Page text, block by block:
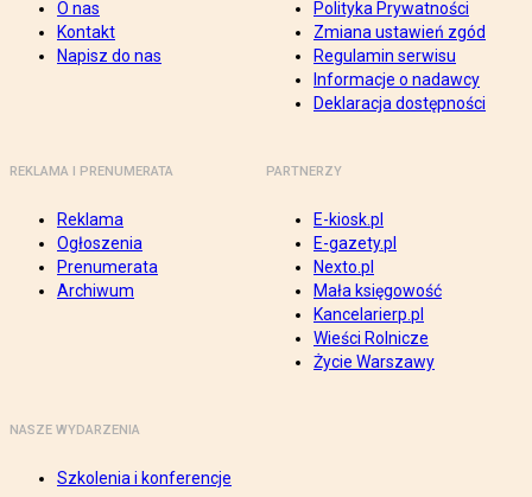
O nas
Kontakt
Napisz do nas
Polityka Prywatności
Zmiana ustawień zgód
Regulamin serwisu
Informacje o nadawcy
Deklaracja dostępności
REKLAMA I PRENUMERATA
Reklama
Ogłoszenia
Prenumerata
Archiwum
PARTNERZY
E-kiosk.pl
E-gazety.pl
Nexto.pl
Mała księgowość
Kancelarierp.pl
Wieści Rolnicze
Życie Warszawy
NASZE WYDARZENIA
Szkolenia i konferencje